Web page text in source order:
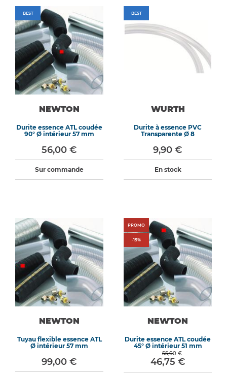
BEST
NEWTON
Durite essence ATL coudée
90° Ø intérieur 57 mm
56,00 €
Sur commande
BEST
WURTH
Durite à essence PVC
Transparente Ø 8
9,90 €
En stock
NEWTON
Tuyau flexible essence ATL
Ø intérieur 57 mm
99,00 €
PROMO
-15%
NEWTON
Durite essence ATL coudée
45° Ø intérieur 51 mm
55,00 €
46,75 €